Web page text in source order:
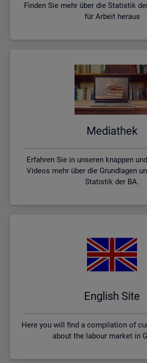
Finden Sie mehr über die Statistik
für Arbeit heraus
Me­dia­thek
Erfahren Sie in unseren knappen
Videos mehr über die Grundlagen
Statistik der BA.
English Site
Here you will find a compilation of
about the labour market in